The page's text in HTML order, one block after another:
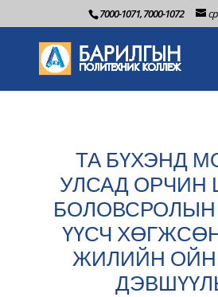
7000-1071, 7000-1072
ТА БҮХЭНД
УЛСАД ОРЧИН
БОЛОВСРОЛЫН
ҮҮСЧ
ЖИЛИЙН